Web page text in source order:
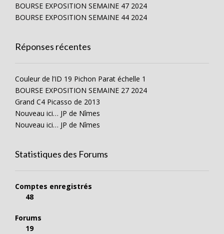
BOURSE EXPOSITION SEMAINE 47 2024
BOURSE EXPOSITION SEMAINE 44 2024
Réponses récentes
Couleur de l’ID 19 Pichon Parat échelle 1
BOURSE EXPOSITION SEMAINE 27 2024
Grand C4 Picasso de 2013
Nouveau ici… JP de Nîmes
Nouveau ici… JP de Nîmes
Statistiques des Forums
Comptes enregistrés
48
Forums
19